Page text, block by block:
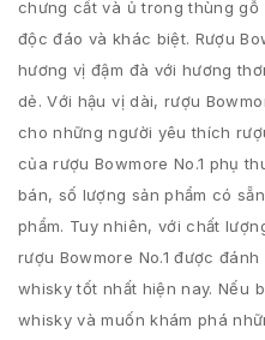
chưng cất và ủ trong thùng
độc đáo và khác biệt. Rượu
hương vị đậm đà với hương
dẻ. Với hậu vị dài, rượu
cho những người yêu thích
của rượu Bowmore No.1 phụ
bán, số lượng sản phẩm có
phẩm. Tuy nhiên, với chất
rượu Bowmore No.1 được
whisky tốt nhất hiện nay. Nếu
whisky và muốn khám phá